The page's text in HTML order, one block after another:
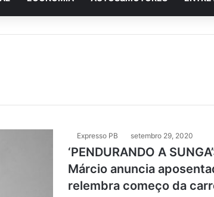
Expresso PB setembro 29, 2020
‘PENDURANDO A
Márcio anuncia
relembra começo da